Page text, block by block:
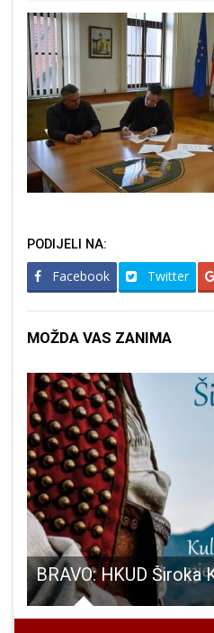
PODIJELI NA:
Facebook Twitter
MOŽDA VAS ZANIMA